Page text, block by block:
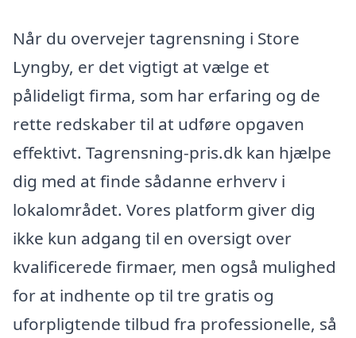
Når du overvejer tagrensning i Store
Lyngby, er det vigtigt at vælge et
pålideligt firma, som har erfaring og de
rette redskaber til at udføre opgaven
effektivt. Tagrensning-pris.dk kan hjælpe
dig med at finde sådanne erhverv i
lokalområdet. Vores platform giver dig
ikke kun adgang til en oversigt over
kvalificerede firmaer, men også mulighed
for at indhente op til tre gratis og
uforpligtende tilbud fra professionelle, så